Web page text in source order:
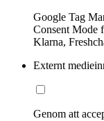
Google Tag
Consent Mode
Klarna,
Externt
Genom att